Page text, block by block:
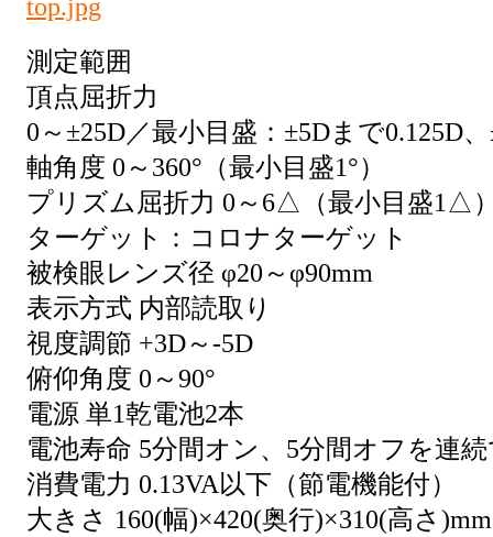
測定範囲
頂点屈折力
0～±25D／最小目盛：±5Dまで0.125D
軸角度 0～360°（最小目盛1°）
プリズム屈折力 0～6△（最小目盛1△
ターゲット：コロナターゲット
被検眼レンズ径 φ20～φ90mm
表示方式 内部読取り
視度調節 +3D～-5D
俯仰角度 0～90°
電源 単1乾電池2本
電池寿命 5分間オン、5分間オフを連
消費電力 0.13VA以下（節電機能付）
大きさ 160(幅)×420(奥行)×310(高さ)mm